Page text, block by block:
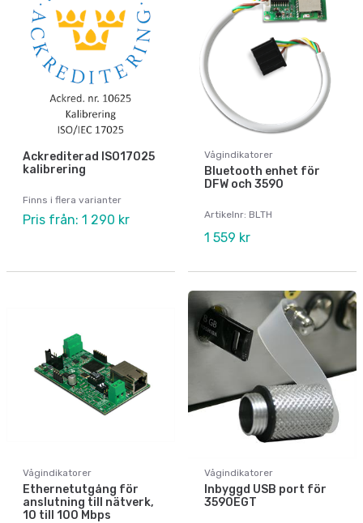
Ackrediterad ISO17025
kalibrering
Finns i flera varianter
Pris från: 1 290 kr
Vågindikatorer
Bluetooth enhet för
DFW och 3590
Artikelnr: BLTH
1 559 kr
Vågindikatorer
Ethernetutgång för
anslutning till nätverk,
10 till 100 Mbps
Vågindikatorer
Inbyggd USB port för
3590EGT